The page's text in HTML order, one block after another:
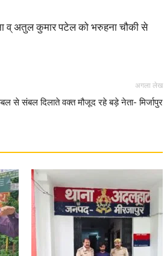
News
व् अतुल कुमार पटेल को भरुहना चौकी से
अगला लेख
से संबल दिलाते वक्त मौजूद रहे बड़े नेता- मिर्जापुर